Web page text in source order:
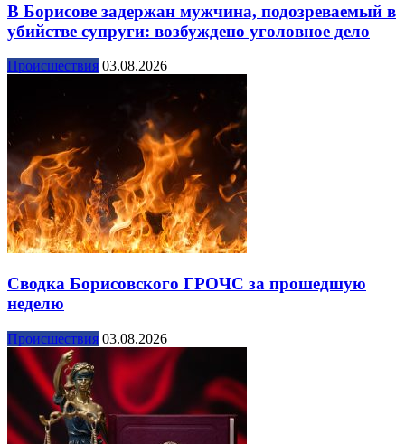
В Борисове задержан мужчина, подозреваемый в
убийстве супруги: возбуждено уголовное дело
Происшествия 03.08.2026
Сводка Борисовского ГРОЧС за прошедшую
неделю
Происшествия 03.08.2026